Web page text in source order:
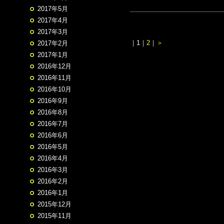
2017年5月
2017年4月
2017年3月
2017年2月
2017年1月
2016年12月
2016年11月
2016年10月
2016年9月
2016年8月
2016年7月
2016年6月
2016年5月
2016年4月
2016年3月
2016年2月
2016年1月
2015年12月
2015年11月
｜ 1 ｜ 2 ｜ ＞